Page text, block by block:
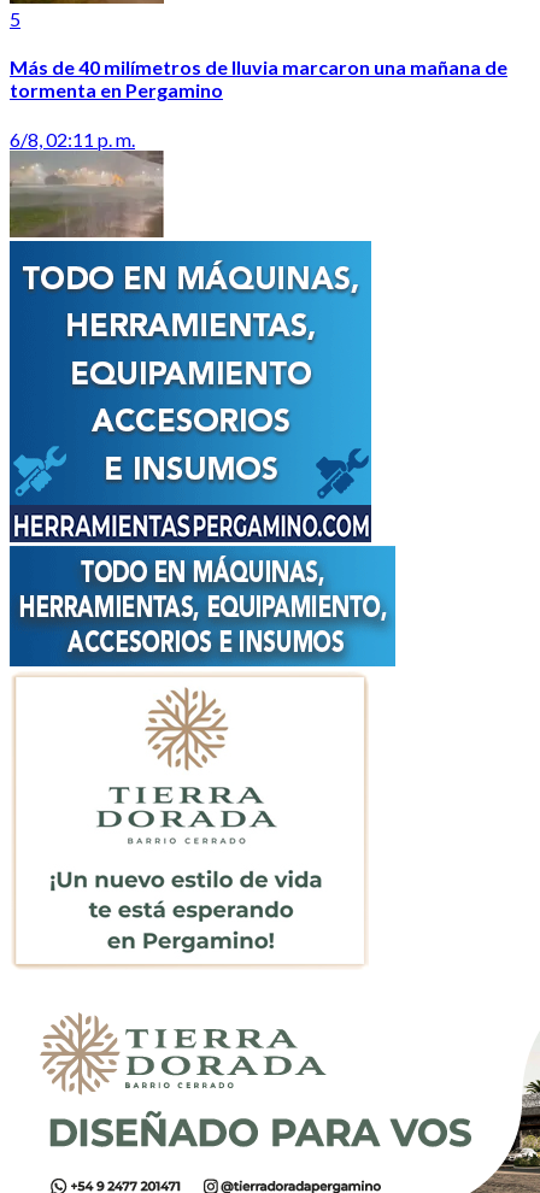
5
Más de 40 milímetros de lluvia marcaron una mañana de
tormenta en Pergamino
6/8, 02:11 p. m.